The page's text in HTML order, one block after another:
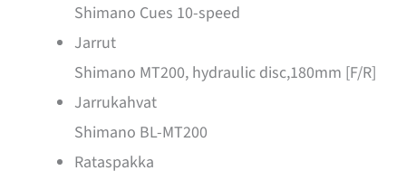
Shimano Cues 10-speed
Jarrut
Shimano MT200, hydraulic disc,180mm [F/R]
Jarrukahvat
Shimano BL-MT200
Rataspakka